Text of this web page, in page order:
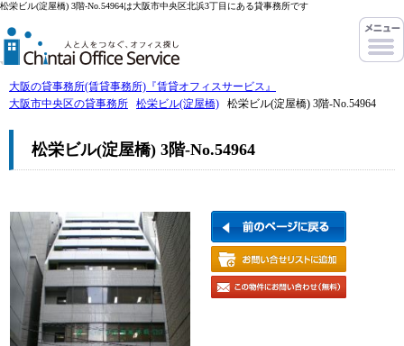
松栄ビル(淀屋橋) 3階-No.54964は大阪市中央区北浜3丁目にある貸事務所です
大阪の貸事務所(賃貸事務所)『賃貸オフィスサービス』
大阪市中央区の貸事務所
松栄ビル(淀屋橋) 松栄ビル(淀屋橋) 3階-No.54964
松栄ビル(淀屋橋) 3階-No.54964